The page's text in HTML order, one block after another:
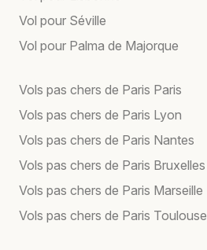
Vol pour Séville
Vol pour Palma de Majorque
Vols pas chers de Paris Paris
Vols pas chers de Paris Lyon
Vols pas chers de Paris Nantes
Vols pas chers de Paris Bruxelles
Vols pas chers de Paris Marseille
Vols pas chers de Paris Toulouse